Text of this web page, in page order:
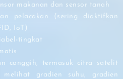
makanan dan sensor tanah
pelacakan (sering diaktifkan
IoT)
tingkat
canggih, termasuk citra satelit
gradien suhu, gradien